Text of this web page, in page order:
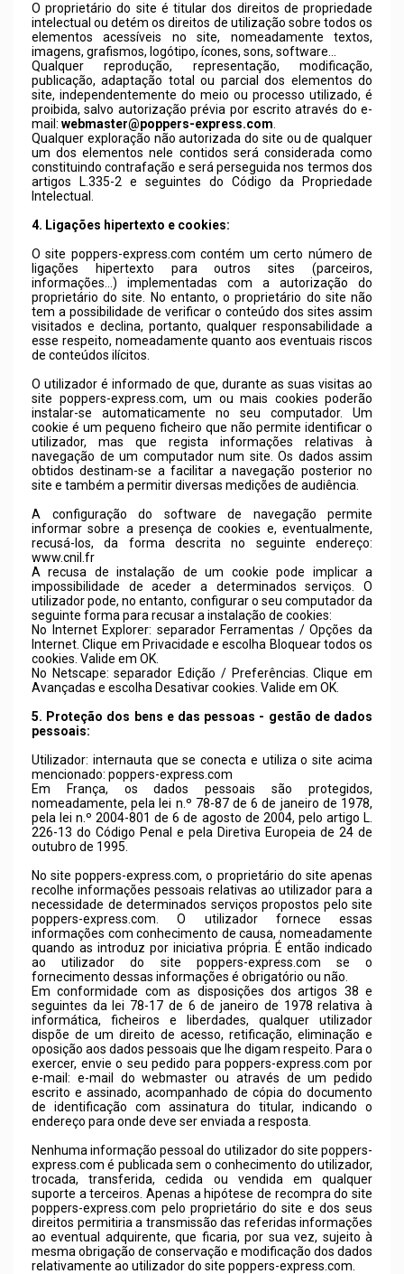
O proprietário do site é titular dos direitos de propriedade
intelectual ou detém os direitos de utilização sobre todos os
elementos acessíveis no site, nomeadamente textos,
imagens, grafismos, logótipo, ícones, sons, software…
Qualquer reprodução, representação, modificação,
publicação, adaptação total ou parcial dos elementos do
site, independentemente do meio ou processo utilizado, é
proibida, salvo autorização prévia por escrito através do e-
mail: webmaster@poppers-express.com
Qualquer exploração não autorizada do site ou de qualquer
um dos elementos nele contidos será considerada como
constituindo contrafação e será perseguida nos termos dos
artigos L.335-2 e seguintes do Código da Propriedade
Intelectual.
4. Ligações hipertexto e cookies:
O site poppers-express.com contém um certo número de
ligações hipertexto para outros sites (parceiros,
informações…) implementadas com a autorização do
proprietário do site. No entanto, o proprietário do site não
tem a possibilidade de verificar o conteúdo dos sites assim
visitados e declina, portanto, qualquer responsabilidade a
esse respeito, nomeadamente quanto aos eventuais riscos
de conteúdos ilícitos.
O utilizador é informado de que, durante as suas visitas ao
site poppers-express.com, um ou mais cookies poderão
instalar-se automaticamente no seu computador. Um
cookie é um pequeno ficheiro que não permite identificar o
utilizador, mas que regista informações relativas à
navegação de um computador num site. Os dados assim
obtidos destinam-se a facilitar a navegação posterior no
site e também a permitir diversas medições de audiência.
A configuração do software de navegação permite
informar sobre a presença de cookies e, eventualmente,
recusá-los, da forma descrita no seguinte endereço:
www.cnil.fr
A recusa de instalação de um cookie pode implicar a
impossibilidade de aceder a determinados serviços. O
utilizador pode, no entanto, configurar o seu computador da
seguinte forma para recusar a instalação de cookies:
No Internet Explorer: separador Ferramentas / Opções da
Internet. Clique em Privacidade e escolha Bloquear todos os
cookies. Valide em OK.
No Netscape: separador Edição / Preferências. Clique em
Avançadas e escolha Desativar cookies. Valide em OK.
5. Proteção dos bens e das pessoas - gestão de dados
pessoais:
Utilizador: internauta que se conecta e utiliza o site acima
mencionado: poppers-express.com
Em França, os dados pessoais são protegidos,
nomeadamente, pela lei n.º 78-87 de 6 de janeiro de 1978,
pela lei n.º 2004-801 de 6 de agosto de 2004, pelo artigo L.
226-13 do Código Penal e pela Diretiva Europeia de 24 de
outubro de 1995.
No sitepoppers-express.com, o proprietário do site apenas
recolhe informações pessoais relativas ao utilizador para a
necessidade de determinados serviços propostos pelo site
poppers-express.com . O utilizador fornece essas
informações com conhecimento de causa, nomeadamente
quando as introduz por iniciativa própria. É então indicado
ao utilizador do site poppers-express.com se o
fornecimento dessas informações é obrigatório ou não.
Em conformidade com as disposições dos artigos 38 e
seguintes da lei 78-17 de 6 de janeiro de 1978 relativa à
informática, ficheiros e liberdades, qualquer utilizador
dispõe de um direito de acesso, retificação, eliminação e
oposição aos dados pessoais que lhe digam respeito. Para o
exercer, envie o seu pedido parapoppers-express.com por
e-mail: e-mail do webmaster ou através de um pedido
escrito e assinado, acompanhado de cópia do documento
de identificação com assinatura do titular, indicando o
endereço para onde deve ser enviada a resposta.
Nenhuma informação pessoal do utilizador do site poppers-
express.com é publicada sem o conhecimento do utilizador,
trocada, transferida, cedida ou vendida em qualquer
suporte a terceiros. Apenas a hipótese de recompra do site
poppers-express.com pelo proprietário do site e dos seus
direitos permitiria a transmissão das referidas informações
ao eventual adquirente, que ficaria, por sua vez, sujeito à
mesma obrigação de conservação e modificação dos dados
relativamente ao utilizador do site poppers-express.com